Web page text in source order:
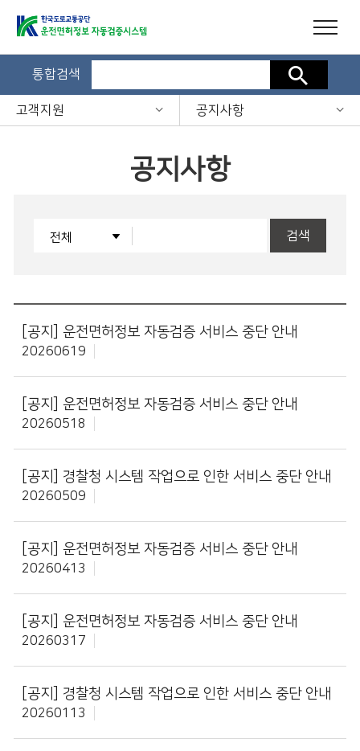
통합검색 검색
고객지원 공지사항
공지사항
검색
[공지] 운전면허정보 자동검증 서비스 중단 안내
20260619
[공지] 운전면허정보 자동검증 서비스 중단 안내
20260518
[공지] 경찰청 시스템 작업으로 인한 서비스 중단 안내
20260509
[공지] 운전면허정보 자동검증 서비스 중단 안내
20260413
[공지] 운전면허정보 자동검증 서비스 중단 안내
20260317
[공지] 경찰청 시스템 작업으로 인한 서비스 중단 안내
20260113